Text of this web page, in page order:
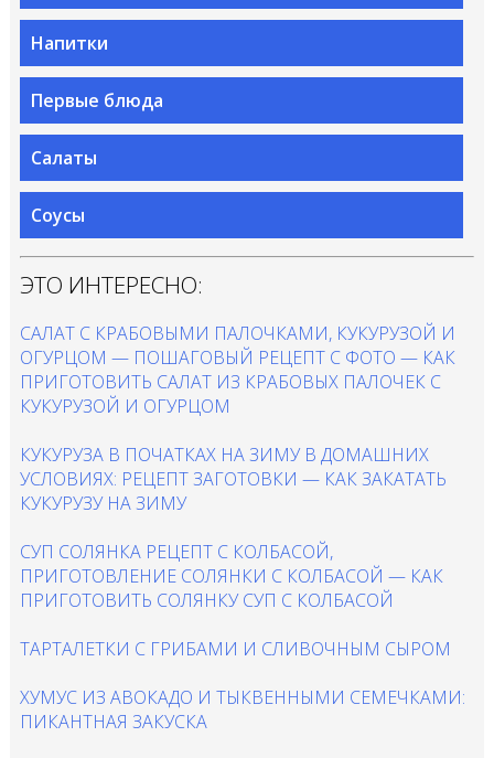
Напитки
Первые блюда
Салаты
Соусы
ЭТО ИНТЕРЕСНО:
САЛАТ С КРАБОВЫМИ ПАЛОЧКАМИ, КУКУРУЗОЙ И
ОГУРЦОМ — ПОШАГОВЫЙ РЕЦЕПТ С ФОТО — КАК
ПРИГОТОВИТЬ САЛАТ ИЗ КРАБОВЫХ ПАЛОЧЕК С
КУКУРУЗОЙ И ОГУРЦОМ
КУКУРУЗА В ПОЧАТКАХ НА ЗИМУ В ДОМАШНИХ
УСЛОВИЯХ: РЕЦЕПТ ЗАГОТОВКИ — КАК ЗАКАТАТЬ
КУКУРУЗУ НА ЗИМУ
СУП СОЛЯНКА РЕЦЕПТ С КОЛБАСОЙ,
ПРИГОТОВЛЕНИЕ СОЛЯНКИ С КОЛБАСОЙ — КАК
ПРИГОТОВИТЬ СОЛЯНКУ СУП С КОЛБАСОЙ
ТАРТАЛЕТКИ С ГРИБАМИ И СЛИВОЧНЫМ СЫРОМ
ХУМУС ИЗ АВОКАДО И ТЫКВЕННЫМИ СЕМЕЧКАМИ:
ПИКАНТНАЯ ЗАКУСКА